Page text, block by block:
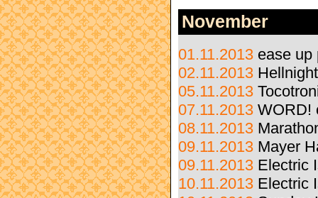
November
01.11.2013 ease up
02.11.2013
05.11.2013
07.11.2013 WORD!
08.11.2013
09.11.2013 Mayer
09.11.2013 Electric
10.11.2013 Electric